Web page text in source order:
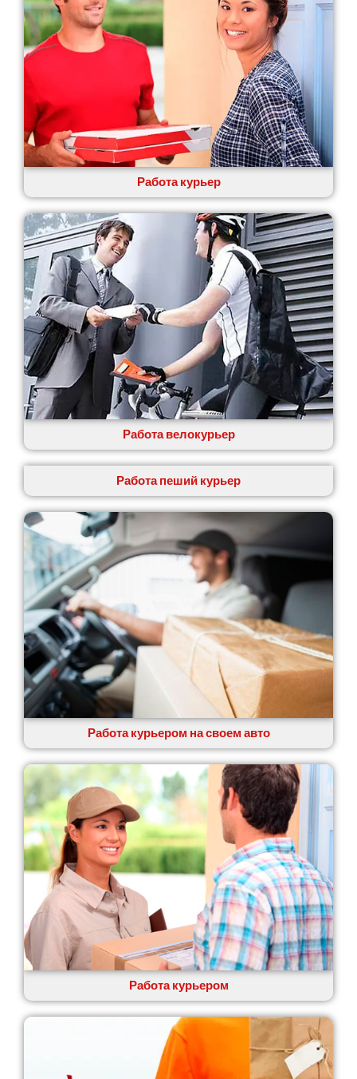
Каменское
Канев
Казатин
Киев
Коцюбинское
Конотоп
Коростень
Корсунь-Шевченковский
Ковель
Козин
Красноград
Кременчуг
Кременец
Кривой Рог
Кролевец
Кропивницкий
Крыховцы
Крюковщина
Крыжановка
Ладыжин
Лесники
Лозовая
Луцк
Лука-Мелешковская
Львов
Малин
Марганец
Миргород
Авангард
Нетешин
Нежин
Никитинцы
Николаев
Никополь
Новоалександровка
Новомосковск
Новоселки
Нововолынск
Обухов
Обуховка
Одесса
Острог
Павлоград
Переяслав
Первомайск
Песочин
Петриков
Петропавловская Борщаговка
Подгородное
Покров
Полтава
Работа курьер
Работа велокурьер
Работа пеший курьер
Работа курьером на своем авто
Работа курьером